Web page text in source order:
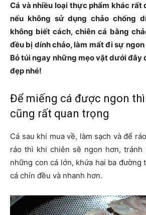
Cá và nhiều loại thực phẩm khác rất
nếu không sử dụng chảo chống
không biết cách, chiên cá bằng
đều bị dính chảo, làm mất đi sự
Bỏ túi ngay những mẹo vặt dưới đây
đẹp nhé!
Để miếng cá được ngon thì
cũng rất quan trọng
Cá sau khi mua về, làm sạch và để
ráo thì khi chiên sẽ ngon hơn,
những con cá lớn, khứa hai ba đường
cá chín đều và nhanh hơn.